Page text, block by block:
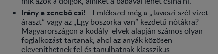
Irány a zenebölcsi! - Emlékszel még a „Tavaszi szél vizet
áraszt” vagy az „Egy boszorka van” kezdetű nótákra?
Magyarországon a kodályi elvek alapján számos olyan
foglalkozást tartanak, ahol az anyák közösen
eleveníthetnek fel és tanulhatnak klasszikus